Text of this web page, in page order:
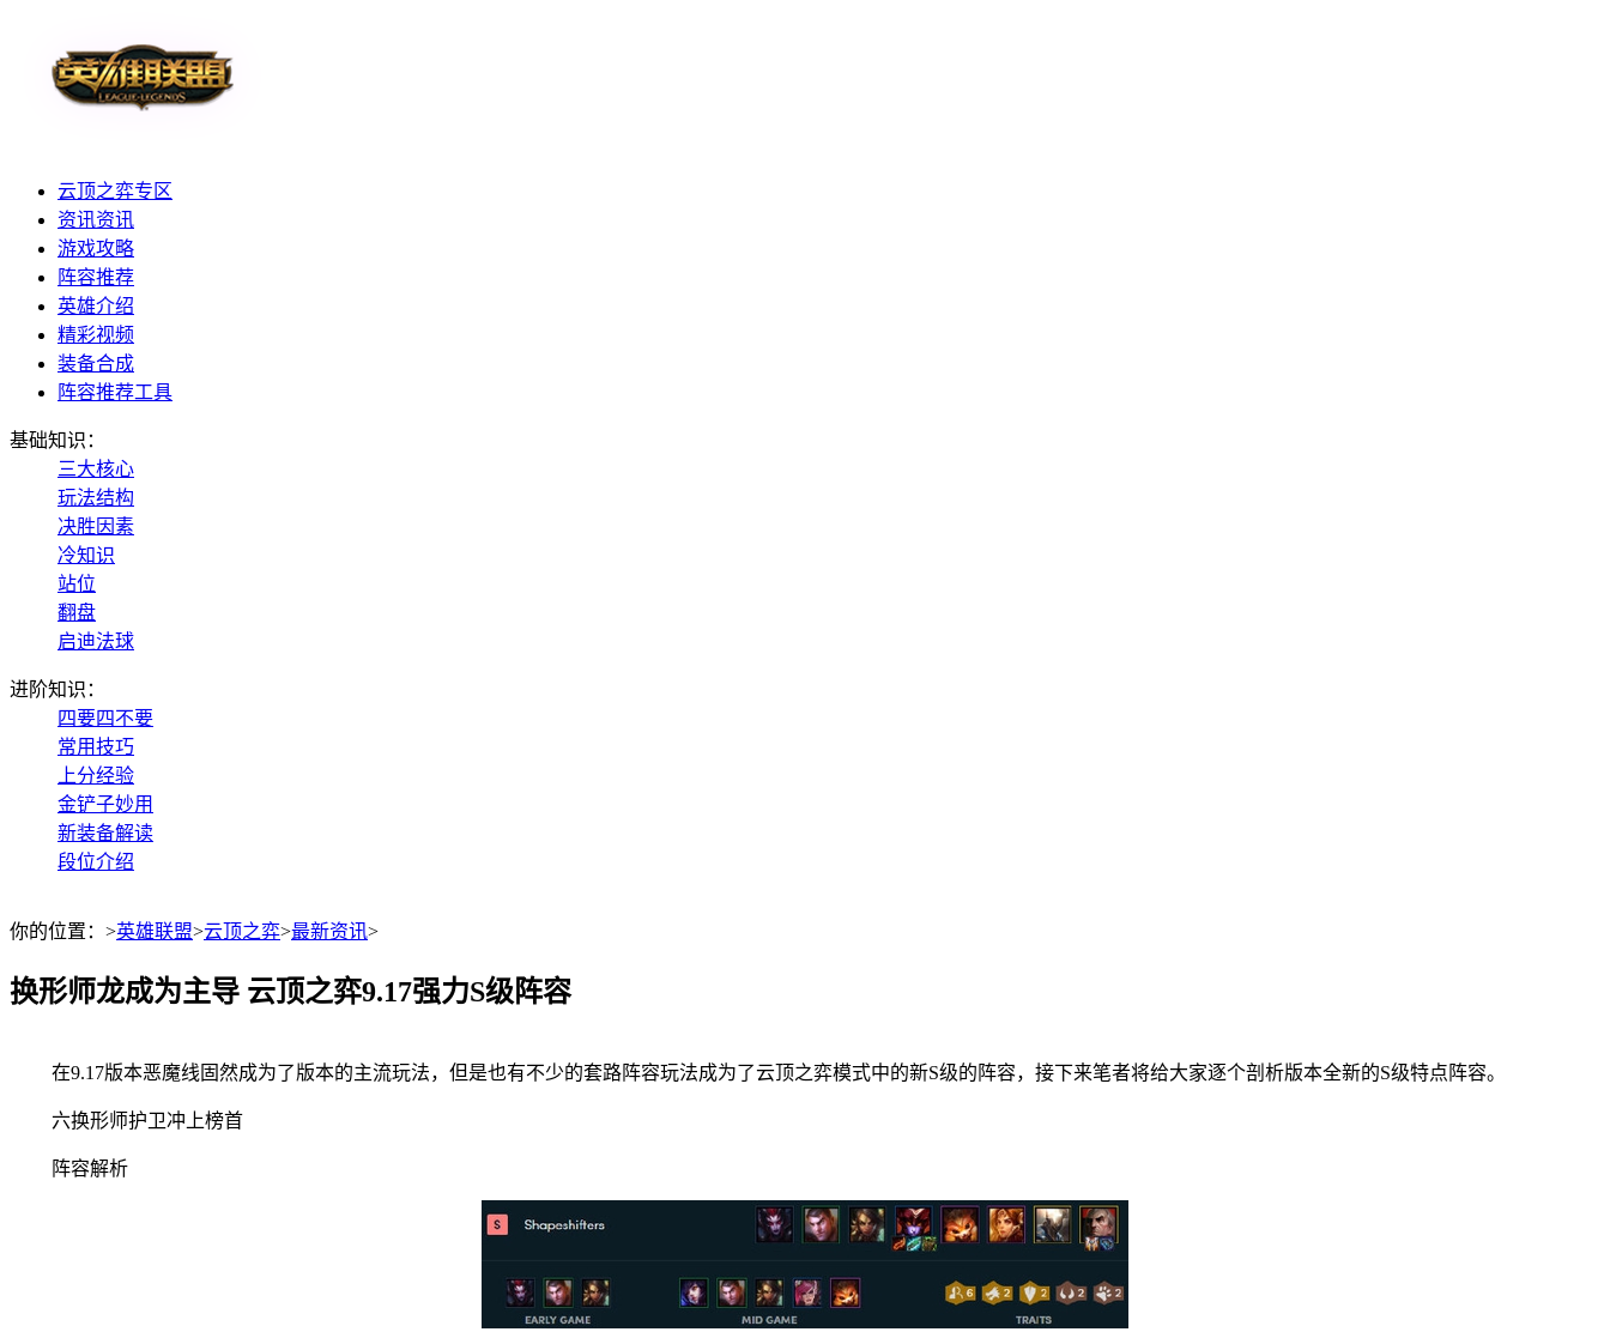
云顶之弈专区
资讯资讯
游戏攻略
阵容推荐
英雄介绍
精彩视频
装备合成
阵容推荐工具
基础知识：
三大核心
玩法结构
决胜因素
冷知识
站位
翻盘
启迪法球
进阶知识：
四要四不要
常用技巧
上分经验
金铲子妙用
新装备解读
段位介绍
你的位置： >英雄联盟>云顶之弈>最新资讯>
换形师龙成为主导 云顶之弈9.17强力S级阵容
在9.17版本恶魔线固然成为了版本的主流玩法，但是也有不少的套路阵容玩法成为了云顶之弈模式中的新S级的阵容，接下来笔者将给大家逐个剖析版本全新的S级特点阵容。
六换形师护卫冲上榜首
阵容解析